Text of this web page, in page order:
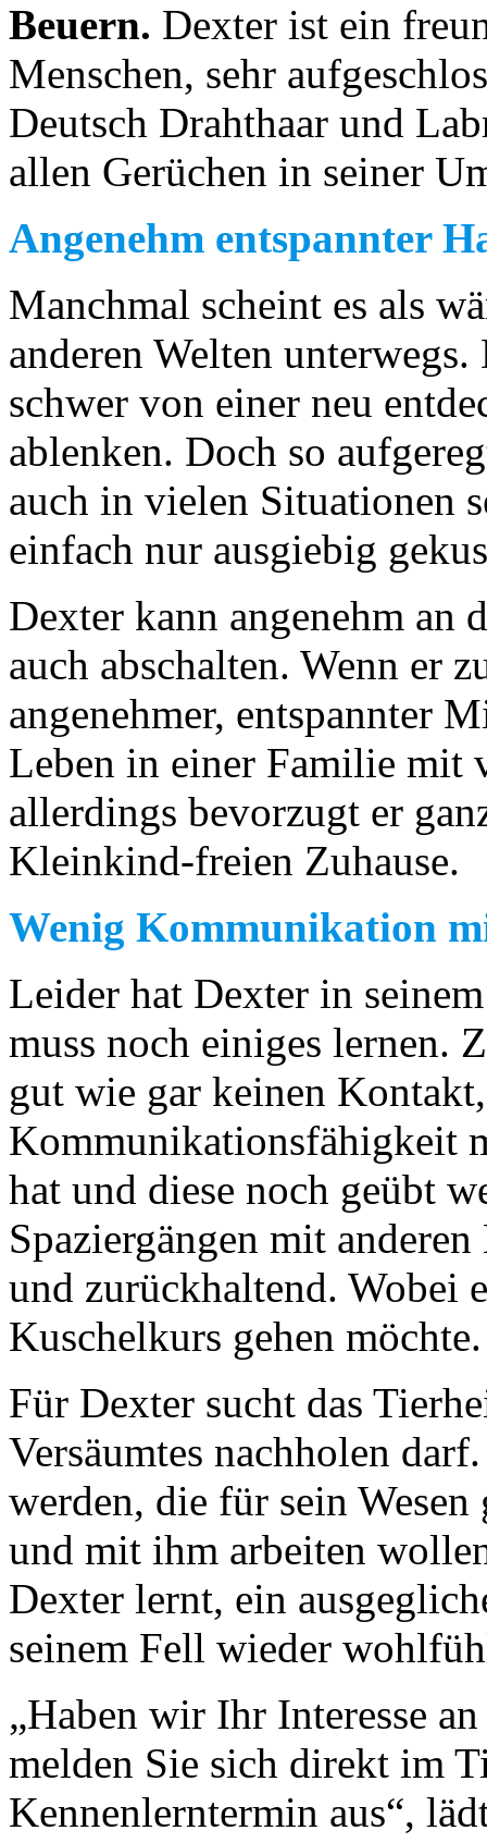
Beuern. Dexter ist ein
Menschen, sehr
Deutsch Drahthaar und
allen Gerüchen in seiner
Angenehm entspannter
Manchmal scheint es als
anderen Welten
schwer von einer neu
ablenken. Doch so
auch in vielen Situationen
einfach nur ausgiebig
Dexter kann angenehm an
auch abschalten. Wenn er
angenehmer, entspannter
Leben in einer Familie mit
allerdings bevorzugt er
Kleinkind-freien Zuhause.
Wenig Kommunikation
Leider hat Dexter in
muss noch einiges lernen.
gut wie gar keinen
Kommunikationsfähigkeit
hat und diese noch geübt
Spaziergängen mit
und zurückhaltend. Wobei
Kuschelkurs gehen möchte.
Für Dexter sucht das
Versäumtes nachholen
werden, die für sein
und mit ihm arbeiten
Dexter lernt, ein
seinem Fell wieder
„Haben wir Ihr Interesse
melden Sie sich direkt im
Kennenlerntermin aus“,